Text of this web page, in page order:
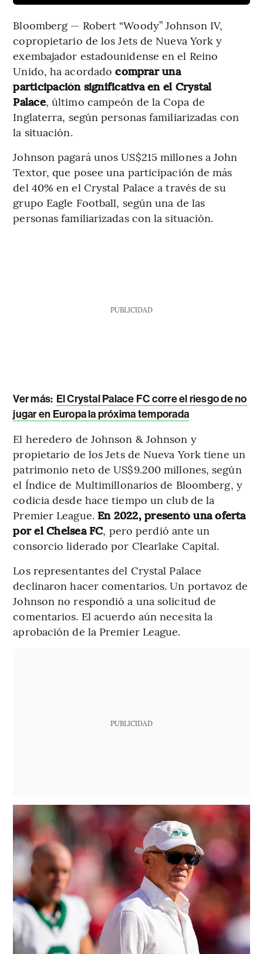
Bloomberg — Robert “Woody” Johnson IV,
copropietario de los Jets de Nueva York y
exembajador estadounidense en el Reino
Unido, ha acordadocomprar una
participación significativa en el Crystal
Palace, último campeón de la Copa de
Inglaterra, según personas familiarizadas con
la situación.
Johnson pagará unos US$215 millones a John
Textor, que posee una participación de más
del 40% en el Crystal Palace a través de su
grupo Eagle Football, según una de las
personas familiarizadas con la situación.
PUBLICIDAD
Ver más: El Crystal Palace FC corre el riesgo de no
jugar en Europa la próxima temporada
El heredero de Johnson & Johnson y
propietario de los Jets de Nueva York tiene un
patrimonio neto de US$9.200 millones, según
el Índice de Multimillonarios de Bloomberg, y
codicia desde hace tiempo un club de la
Premier League. En 2022, presentó una oferta
por el Chelsea FC, pero perdió ante un
consorcio liderado por Clearlake Capital.
Los representantes del Crystal Palace
declinaron hacer comentarios. Un portavoz de
Johnson no respondió a una solicitud de
comentarios. El acuerdo aún necesita la
aprobación de la Premier League.
PUBLICIDAD